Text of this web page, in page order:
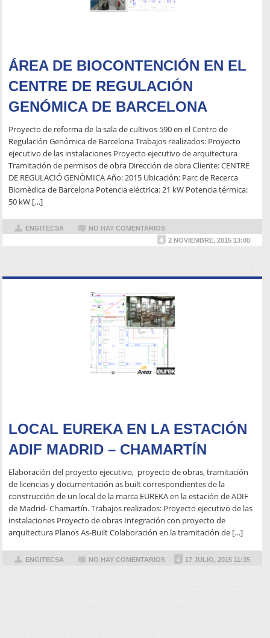
ÁREA DE BIOCONTENCIÓN EN EL
CENTRE DE REGULACIÓN
GENÓMICA DE BARCELONA
Proyecto de reforma de la sala de cultivos 590 en el Centro de
Regulación Genómica de Barcelona Trabajos realizados: Proyecto
ejecutivo de las instalaciones Proyecto ejecutivo de arquitectura
Tramitación de permisos de obra Dirección de obra Cliente: CENTRE
DE REGULACIÓ GENÒMICA Año: 2015 Ubicación: Parc de Recerca
Biomèdica de Barcelona Potencia eléctrica: 21 kW Potencia térmica:
50 kW […]
ENGITECSA
NO HAY COMENTARIOS
2 NOVIEMBRE, 2015 13:00
LOCAL EUREKA EN LA ESTACIÓN
ADIF MADRID – CHAMARTÍN
Elaboración del proyecto ejecutivo, proyecto de obras, tramitación
de licencias y documentación as built correspondientes de la
construcción de un local de la marca EUREKA en la estación de ADIF
de Madrid- Chamartín. Trabajos realizados: Proyecto ejecutivo de las
instalaciones Proyecto de obras Integración con proyecto de
arquitectura Planos As-Built Colaboración en la tramitación de […]
ENGITECSA NO HAY COMENTARIOS 17 JULIO, 2015 11:35